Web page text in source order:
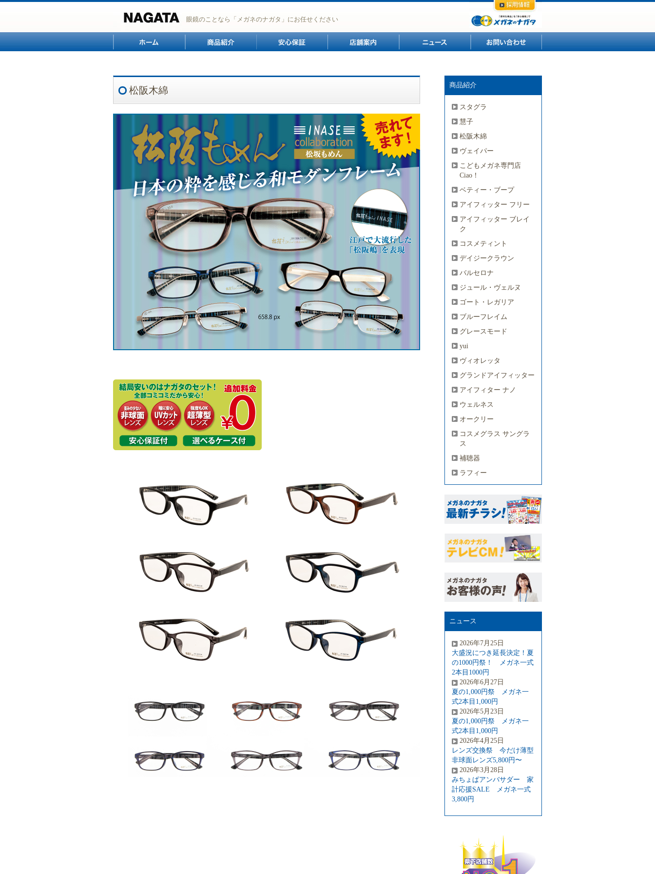
眼鏡のことなら「メガネのナガタ」にお任せください
ホーム 商品紹介 店舗案内 ニュース
松阪木綿 商品紹介
スタグラ
慧子
松阪木綿
ヴェイパー
こどもメガネ専門店
Ciao！
ベティー・ブープ
アイフィッター フリー
アイフィッター ブレイ
ク
コスメティント
デイジークラウン
バルセロナ
ジュール・ヴェルヌ
ゴート・レガリア
ブルーフレイム
グレースモード
yui
ヴィオレッタ
グランドアイフィッター
アイフィター ナノ
ウェルネス
オークリー
コスメグラス サングラ
ス
補聴器
ラフィー
ニュース
2026年7月25日
大盛況につき延長決定！夏
の1000円祭！ メガネ一式
2本目1000円
2026年6月27日
夏の1,000円祭 メガネ一
式2本目1,000円
2026年5月23日
夏の1,000円祭 メガネ一
式2本目1,000円
2026年4月25日
レンズ交換祭 今だけ薄型
非球面レンズ5,800円〜
2026年3月28日
みちょぱアンバサダー 家
計応援SALE メガネ一式
3,800円